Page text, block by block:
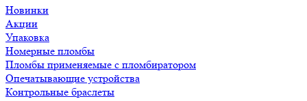
Новинки
Акции
Упаковка
Номерные пломбы
Пломбы применяемые с пломбиратором
Опечатывающие устройства
Контрольные браслеты